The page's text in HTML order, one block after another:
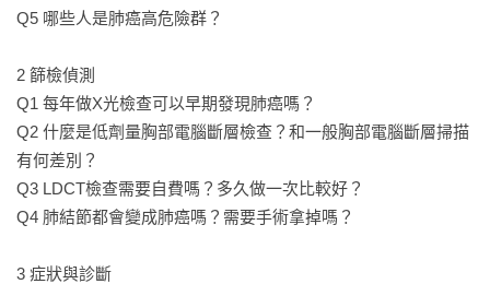
Q5 哪些人是肺癌高危險群？
2 篩檢偵測
Q1 每年做X光檢查可以早期發現肺癌嗎？
Q2 什麼是低劑量胸部電腦斷層檢查？和一般胸部電腦斷層掃描
有何差別？
Q3 LDCT檢查需要自費嗎？多久做一次比較好？
Q4 肺結節都會變成肺癌嗎？需要手術拿掉嗎？
3 症狀與診斷